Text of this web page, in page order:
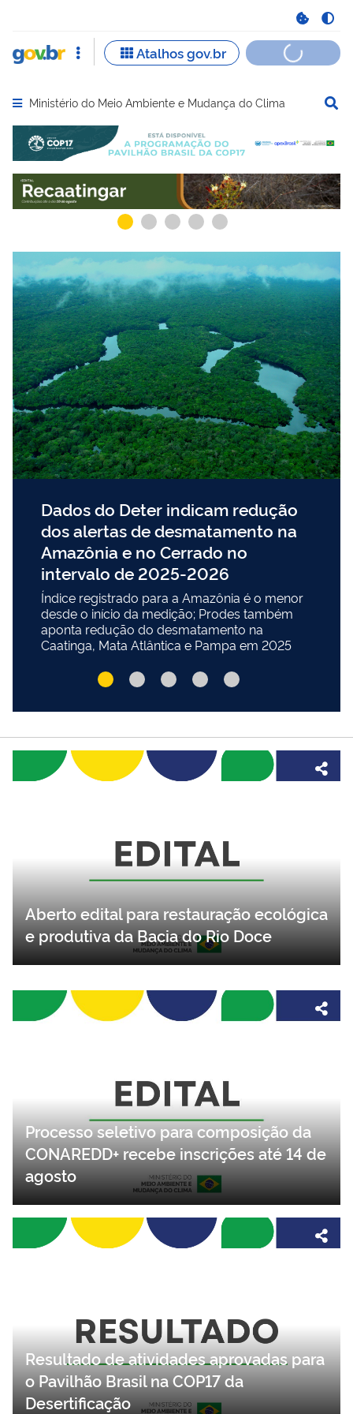
Abrir menu principal de navegação
Ministério do Meio Ambiente e Mudança do Clima
Serviços mais acessados do govbr Serviços
Dados do Deter indicam redução
dos alertas de desmatamento na
Amazônia e no Cerrado no
intervalo de 2025-2026
Índice registrado para a Amazônia é o menor
desde o início da medição; Prodes também
Caatinga, Mata Atlântica e Pampa em 2025
Aberto edital para restauração ecológica
e produtiva da Bacia do Rio Doce
Processo seletivo para composição da
CONAREDD+ recebe inscrições até 14 de
agosto
Resultado de atividades aprovadas para